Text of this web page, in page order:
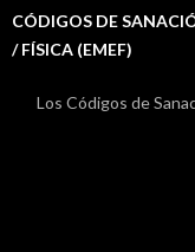
CÓDIGOS DE
/ FÍSICA (EMEF)
Los Códigos de